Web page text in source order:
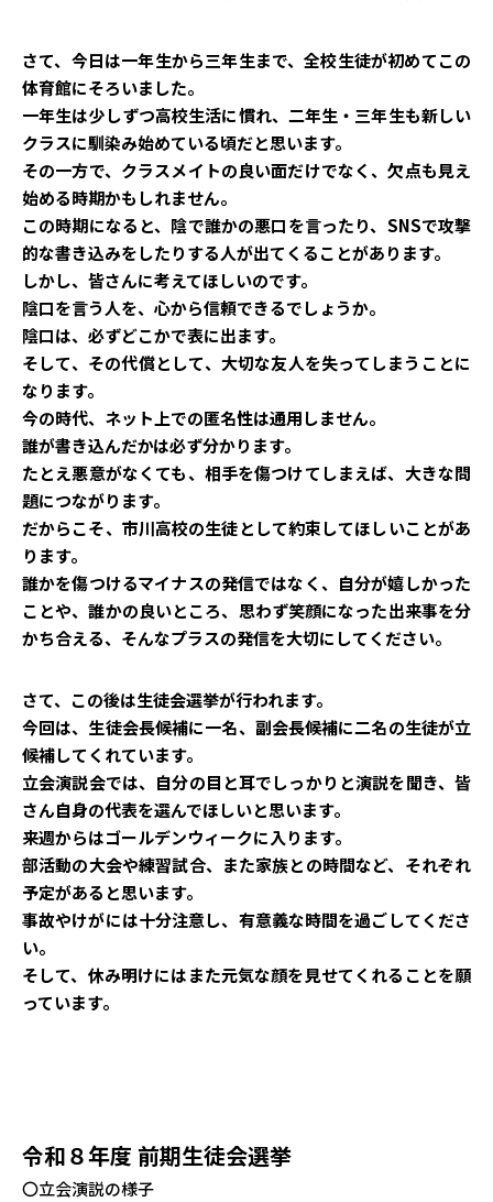
さて、今日は一年生から三年生まで、全校生徒が初めてこの
体育館にそろいました。
一年生は少しずつ高校生活に慣れ、二年生・三年生も新しい
クラスに馴染み始めている頃だと思います。
その一方で、クラスメイトの良い面だけでなく、欠点も見え
始める時期かもしれません。
この時期になると、陰で誰かの悪口を言ったり、SNSで攻撃
的な書き込みをしたりする人が出てくることがあります。
しかし、皆さんに考えてほしいのです。
陰口を言う人を、心から信頼できるでしょうか。
陰口は、必ずどこかで表に出ます。
そして、その代償として、大切な友人を失ってしまうことに
なります。
今の時代、ネット上での匿名性は通用しません。
誰が書き込んだかは必ず分かります。
たとえ悪意がなくても、相手を傷つけてしまえば、大きな問
題につながります。
だからこそ、市川高校の生徒として約束してほしいことがあ
ります。
誰かを傷つけるマイナスの発信ではなく、自分が嬉しかった
ことや、誰かの良いところ、思わず笑顔になった出来事を分
かち合える、そんなプラスの発信を大切にしてください。
さて、この後は生徒会選挙が行われます。
今回は、生徒会長候補に一名、副会長候補に二名の生徒が立
候補してくれています。
立会演説会では、自分の目と耳でしっかりと演説を聞き、皆
さん自身の代表を選んでほしいと思います。
来週からはゴールデンウィークに入ります。
部活動の大会や練習試合、また家族との時間など、それぞれ
予定があると思います。
事故やけがには十分注意し、有意義な時間を過ごしてくださ
い。
そして、休み明けにはまた元気な顔を見せてくれることを願
っています。
令和８年度 前期生徒会選挙
〇立会演説の様子